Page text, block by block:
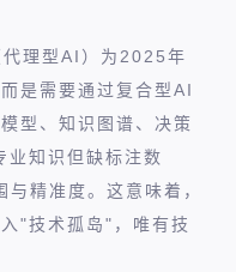
理型AI）为2025年
是需要通过复合型AI
型、知识图谱、决策
业知识但缺标注数
精准度。这意味着，
"技术孤岛"，唯有技